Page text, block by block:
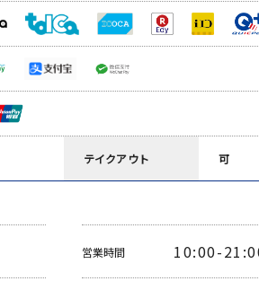
テイクアウト 可
営業時間 10:00-